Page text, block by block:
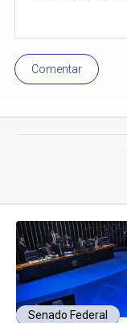
Comentar
Senado Federal